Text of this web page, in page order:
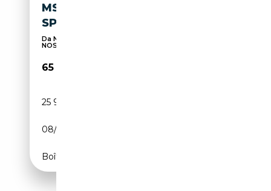
MSPORT PRO M-SPORT M
SPORT BLACK PACK PDC ACC
Da NOI DA SEMPRE F24IVA PAGATA su TUTTE le
NOSTRE ...
65 900€
25 900 km
08/2025
Boîte automatique